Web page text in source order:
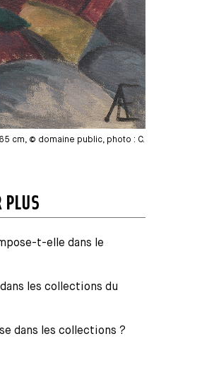
cm, © domaine public, photo : C.
PLUS
t-elle dans le
les collections du
dans les collections ?